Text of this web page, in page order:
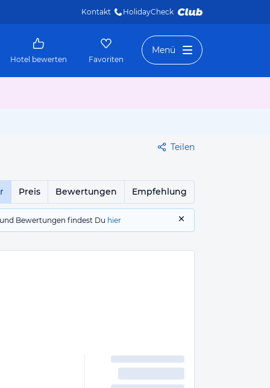
Kontakt HolidayCheck
Hotel bewerten Favoriten
Menü
Teilen
Preis Bewertungen Empfehlung
Bewertungen findest Du hier